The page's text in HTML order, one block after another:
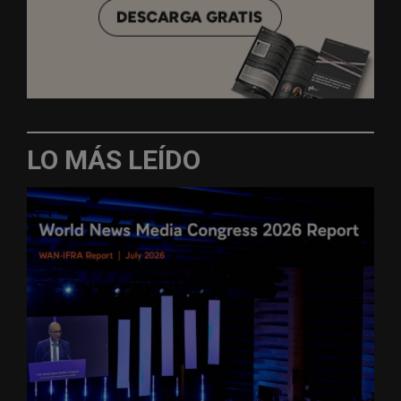
LO MÁS LEÍDO